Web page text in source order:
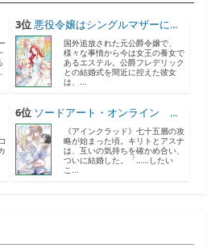
3位 悪役令嬢はシングルマザーに...
国外追放された元公爵令嬢で、
様々な事情から今は女王の養女で
あるエステル。公爵フレデリック
との結婚式を間近に控えた彼女
は、...
6位 ソードアート・オンライン ...
《アインクラッド》七十五層の攻
略が始まった頃。キリトとアスナ
は、互いの気持ちを確かめ合い、
ついに結婚した。「……したい
こ...